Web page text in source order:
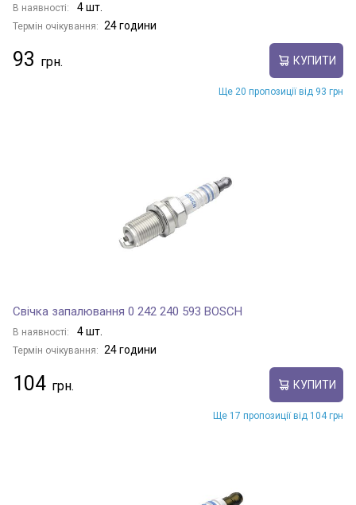
В наявності: 4 шт.
Термін очікування: 24 години
93 КУПИТИ
Ще 20 пропозиції від 93 грн
Свічка запалювання 0 242 240 593 BOSCH
В наявності: 4 шт.
Термін очікування: 24 години
104 КУПИТИ
Ще 17 пропозиції від 104 грн